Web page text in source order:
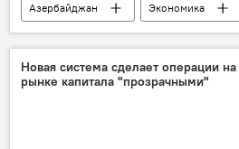
Азербайджан Экономика
ЖИЗНЬ
Баку
Эльнур
Снос
Временное жилье
Камышовые дома
Новая система сделает операции на
рынке капитала "прозрачными"